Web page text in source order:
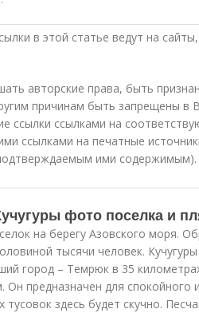
в этой статье ведут на
авторские права, быть
причинам быть запрещены в
ссылки ссылками на
ссылками на печатные
ими содержимым).
фото поселка и
на берегу Азовского моря.
тысячи человек.
город – Темрюк в 35
предназначен для спокойного
здесь будет скучно.